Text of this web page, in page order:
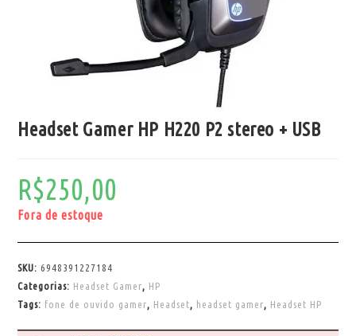
Headset Gamer HP H220 P2 stereo + USB
R$250,00
Fora de estoque
SKU:6948391227184
Categorias: Headset Gamer, HP
Tags: fone de ouvido gamer, Headset, headset gamer, Headset HP